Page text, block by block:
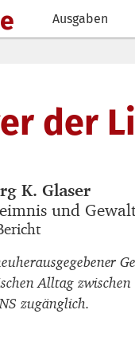
Ausgaben
der
K. Glaser
und
Alltag
zugänglich.